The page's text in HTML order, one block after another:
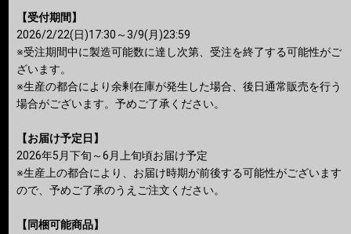
【受付期間】
2026/2/22(日)17:30～3/9(月)23:59
※受注期間中に製造可能数に達し次第、受注を終了する可能性がご
ざいます。
※生産の都合により余剰在庫が発生した場合、後日通常販売を行う
場合がございます。予めご了承ください。
【お届け予定日】
2026年5月下旬～6月上旬頃お届け予定
※生産上の都合により、お届け時期が前後する可能性がございます
ので、予めご了承のうえご注文ください。
【同梱可能商品】